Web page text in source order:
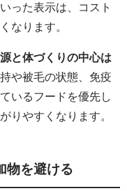
った表示は、コスト
なります。
と体づくりの中心は
や被毛の状態、免疫
いるフードを優先し
りやすくなります。
物を避ける